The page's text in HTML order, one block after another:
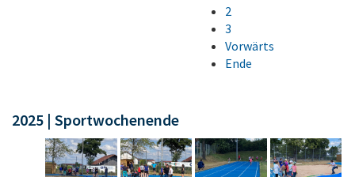
2
3
Vorwärts
Ende
2025 | Sportwochenende